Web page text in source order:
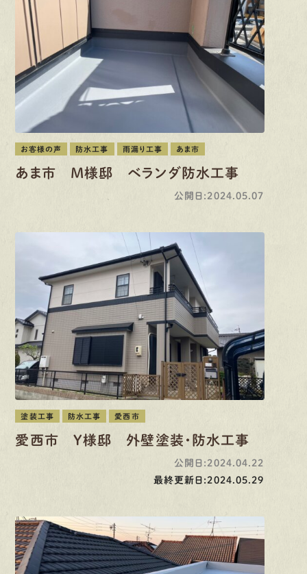
お客様の声 防水工事 雨漏り工事 あま市
あま市 M様邸 ベランダ防水工事
公開日:2024.05.07
塗装工事 防水工事 愛西市
愛西市 Y様邸 外壁塗装・防水工事
公開日:2024.04.22
最終更新日:2024.05.29